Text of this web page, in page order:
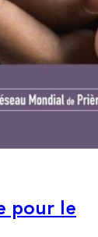
pour le